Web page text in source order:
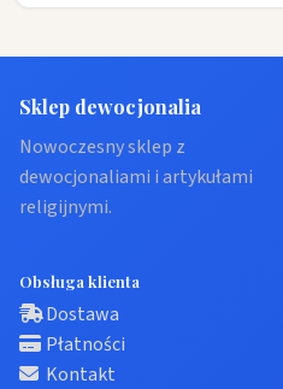
Sklep dewocjonalia
Nowoczesny sklep z
dewocjonaliami i artykułami
religijnymi.
Obsługa klienta
Dostawa
Płatności
Kontakt